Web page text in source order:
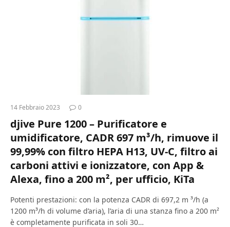
14 Febbraio 2023 0
djive Pure 1200 – Purificatore e
umidificatore, CADR 697 m³/h, rimuove il
99,99% con filtro HEPA H13, UV-C, filtro ai
carboni attivi e ionizzatore, con App &
Alexa, fino a 200 m², per ufficio, KiTa
Potenti prestazioni: con la potenza CADR di 697,2 m ³/h (a
1200 m³/h di volume d’aria), l’aria di una stanza fino a 200 m²
è completamente purificata in soli 30…